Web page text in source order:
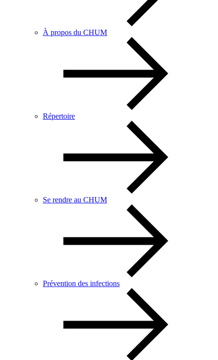
À propos du CHUM
Répertoire
Se rendre au CHUM
Prévention des infections